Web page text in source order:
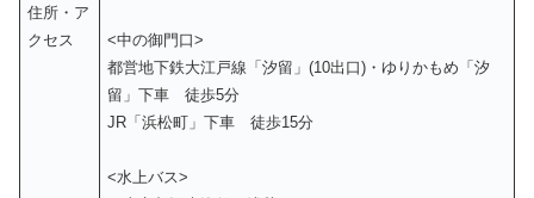
住所・ア
クセス
<中の御門口>
都営地下鉄大江戸線「汐留」(10出口)・ゆりかもめ「汐
留」下車 徒歩5分
JR「浜松町」下車 徒歩15分
<水上バス>